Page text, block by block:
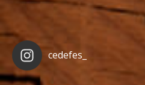
cedefes_